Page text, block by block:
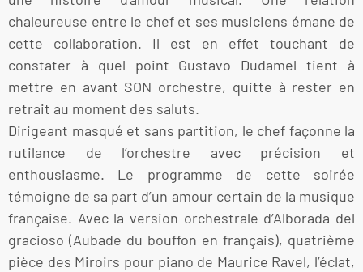
chaleureuse entre le chef et ses musiciens émane de
cette collaboration. Il est en effet touchant de
constater à quel point Gustavo Dudamel tient à
mettre en avant SON orchestre, quitte à rester en
retrait au moment des saluts.
Dirigeant masqué et sans partition, le chef façonne la
rutilance de l’orchestre avec précision et
enthousiasme. Le programme de cette soirée
témoigne de sa part d’un amour certain de la musique
française. Avec la version orchestrale d’Alborada del
gracioso (Aubade du bouffon en français), quatrième
pièce des Miroirs pour piano de Maurice Ravel, l’éclat,